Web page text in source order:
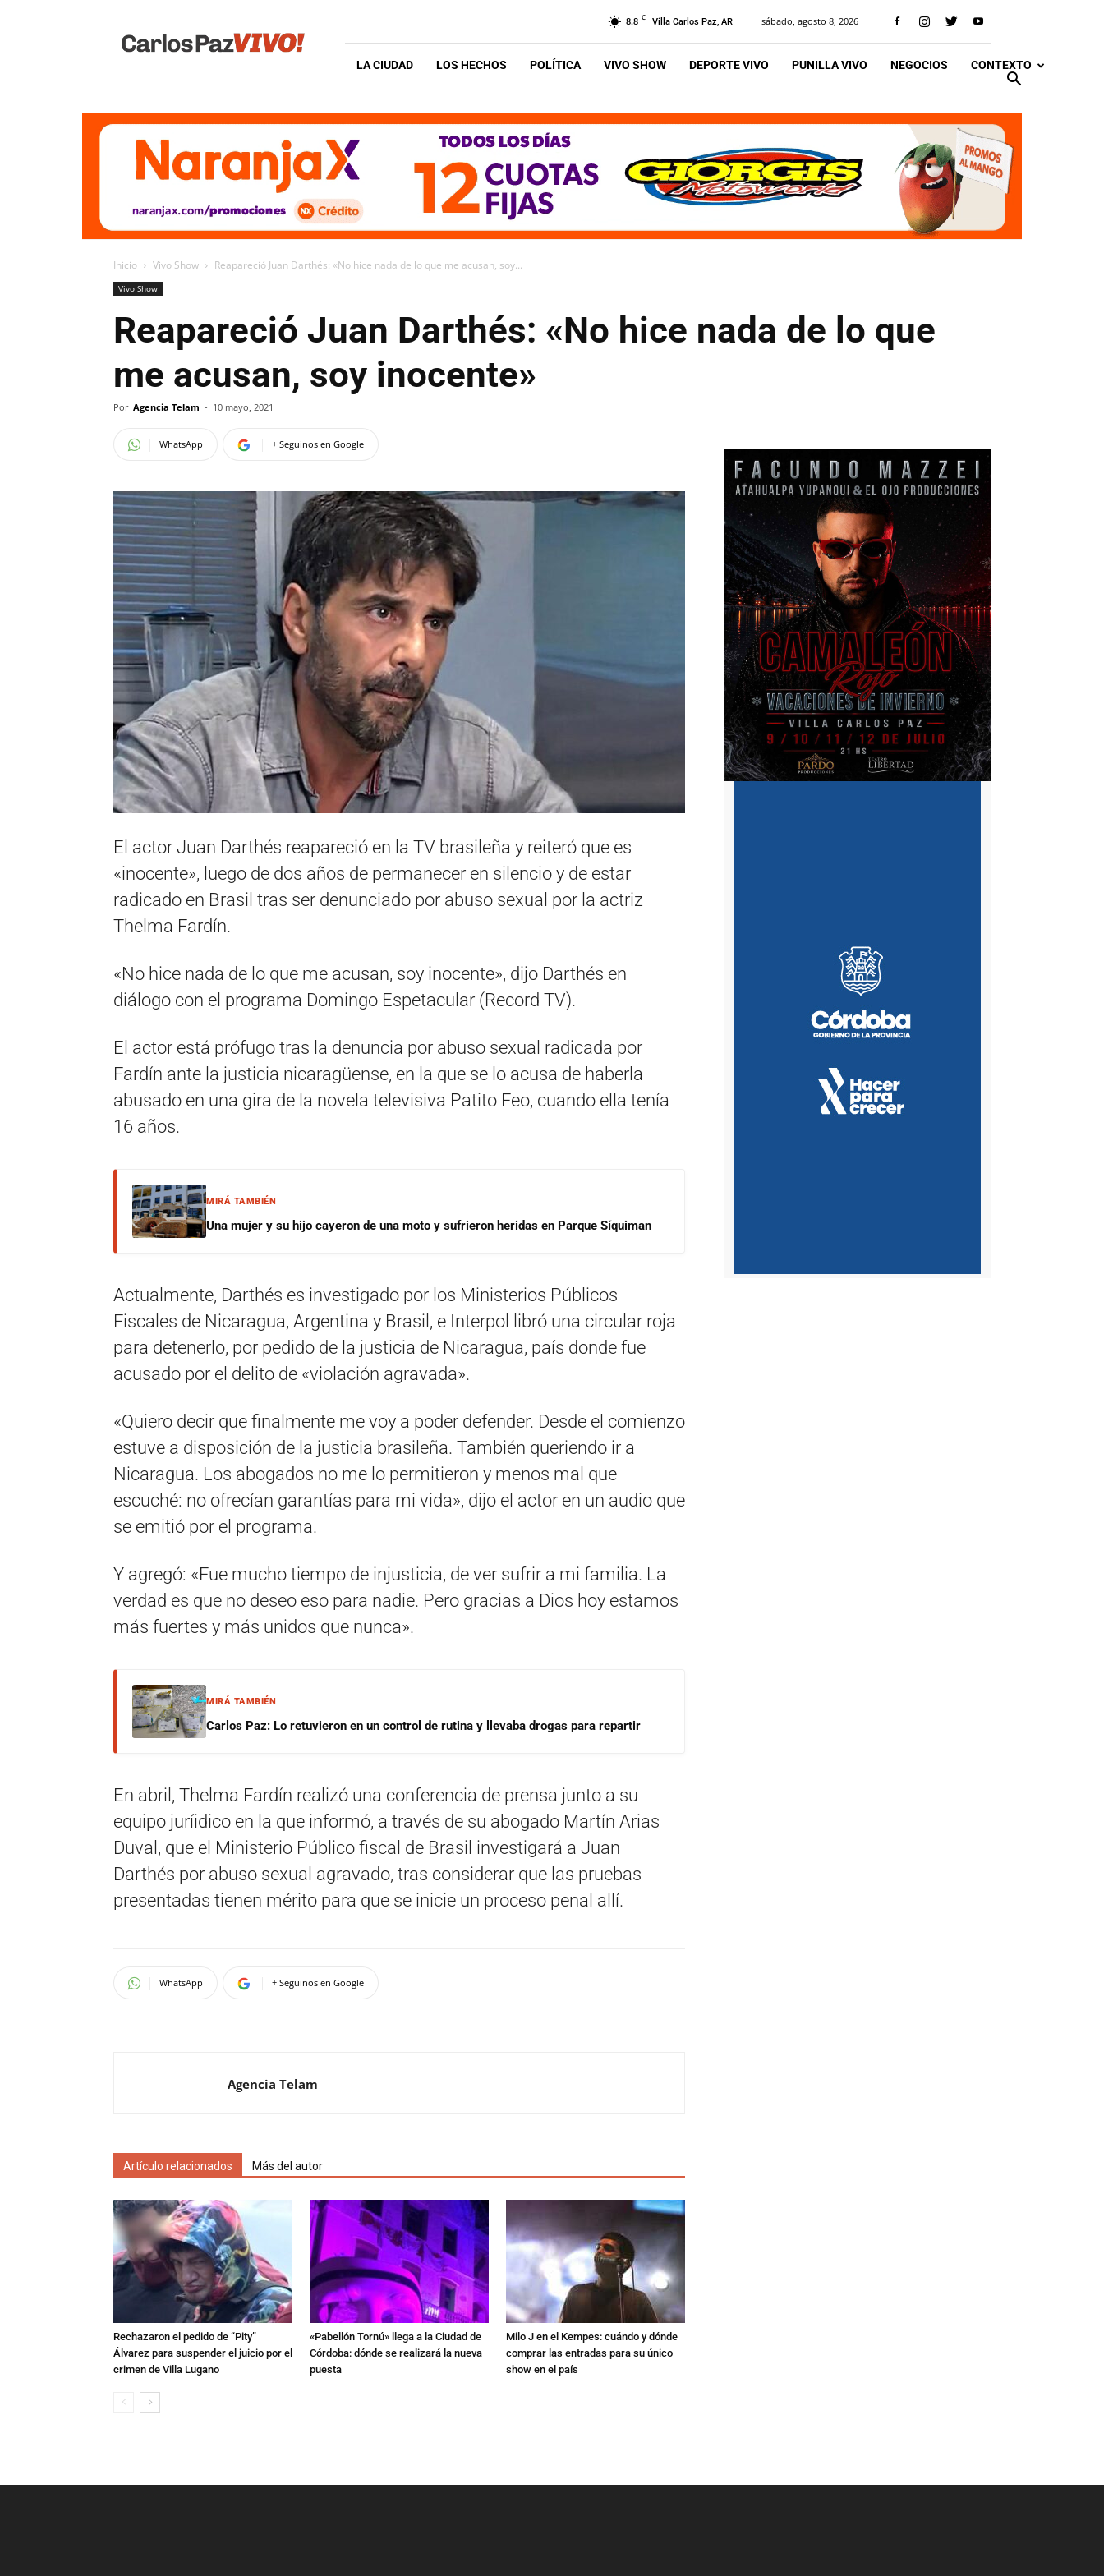
Vivo
8.8 C Villa Carlos Paz, AR sábado, agosto 8, 2026
LA CIUDAD LOS HECHOS POLÍTICA VIVO SHOW DEPORTE VIVO PUNILLA VIVO NEGOCIOS CONTEXTO
Inicio Vivo Show Reapareció Juan Darthés: «No hice nada de lo que me acusan, soy...
Vivo Show
Reapareció Juan Darthés: «No hice nada de lo que
me acusan, soy inocente»
Por Agencia Telam - 10 mayo, 2021
WhatsApp + Seguinos en Google
El actor Juan Darthés reapareció en la TV brasileña y reiteró que es
«inocente», luego de dos años de permanecer en silencio y de estar
radicado en Brasil tras ser denunciado por abuso sexual por la actriz
Thelma Fardín.
«No hice nada de lo que me acusan, soy inocente», dijo Darthés en
diálogo con el programa Domingo Espetacular (Record TV).
El actor está prófugo tras la denuncia por abuso sexual radicada por
Fardín ante la justicia nicaragüense, en la que se lo acusa de haberla
abusado en una gira de la novela televisiva Patito Feo, cuando ella tenía
16 años.
MIRÁ TAMBIÉN
Una mujer y su hijo cayeron de una moto y sufrieron heridas en Parque Síquiman
Actualmente, Darthés es investigado por los Ministerios Públicos
Fiscales de Nicaragua, Argentina y Brasil, e Interpol libró una circular roja
para detenerlo, por pedido de la justicia de Nicaragua, país donde fue
acusado por el delito de «violación agravada».
«Quiero decir que finalmente me voy a poder defender. Desde el comienzo
estuve a disposición de la justicia brasileña. También queriendo ir a
Nicaragua. Los abogados no me lo permitieron y menos mal que
escuché: no ofrecían garantías para mi vida», dijo el actor en un audio que
se emitió por el programa.
Y agregó: «Fue mucho tiempo de injusticia, de ver sufrir a mi familia. La
verdad es que no deseo eso para nadie. Pero gracias a Dios hoy estamos
más fuertes y más unidos que nunca».
MIRÁ TAMBIÉN
Carlos Paz: Lo retuvieron en un control de rutina y llevaba drogas para repartir
En abril, Thelma Fardín realizó una conferencia de prensa junto a su
equipo juríidico en la que informó, a través de su abogado Martín Arias
Duval, que el Ministerio Público fiscal de Brasil investigará a Juan
Darthés por abuso sexual agravado, tras considerar que las pruebas
presentadas tienen mérito para que se inicie un proceso penal allí.
WhatsApp + Seguinos en Google
Agencia Telam
Artículo relacionados Más del autor
Rechazaron el pedido de “Pity”
Álvarez para suspender el juicio por el
crimen de Villa Lugano
«Pabellón Tornú» llega a la Ciudad de
Córdoba: dónde se realizará la nueva
puesta
Milo J en el Kempes: cuándo y dónde
comprar las entradas para su único
show en el país